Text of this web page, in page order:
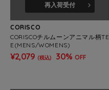
再入荷受付
CORISCO
CORISCOチルムーンアニマル柄TE
E(MENS/WOMENS)
¥2,079 (税込) 30% OFF